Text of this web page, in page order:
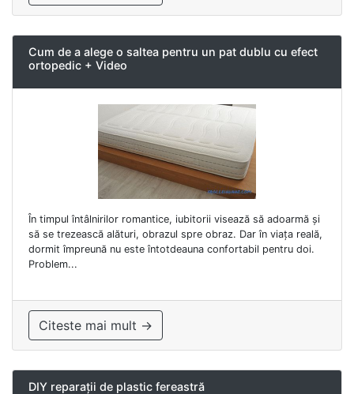
Cum de a alege o saltea pentru un pat dublu cu efect
ortopedic + Video
În timpul întâlnirilor romantice, iubitorii visează să adoarmă și
să se trezească alături, obrazul spre obraz. Dar în viața reală,
dormit împreună nu este întotdeauna confortabil pentru doi.
Problem...
Citeste mai mult →
DIY reparații de plastic fereastră